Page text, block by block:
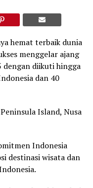
hemat terbaik dunia
menggelar ajang
dengan diikuti hingga
dan 40
Island, Nusa
Indonesia
destinasi wisata dan